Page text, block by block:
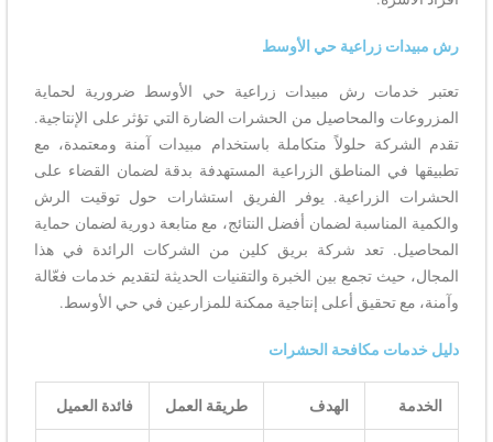
رش مبيدات زراعية حي الأوسط
تعتبر خدمات رش مبيدات زراعية حي الأوسط ضرورية لحماية
المزروعات والمحاصيل من الحشرات الضارة التي تؤثر على الإنتاجية.
تقدم الشركة حلولاً متكاملة باستخدام مبيدات آمنة ومعتمدة، مع
تطبيقها في المناطق الزراعية المستهدفة بدقة لضمان القضاء على
الحشرات الزراعية. يوفر الفريق استشارات حول توقيت الرش
والكمية المناسبة لضمان أفضل النتائج، مع متابعة دورية لضمان حماية
المحاصيل. تعد شركة بريق كلين من الشركات الرائدة في هذا
المجال، حيث تجمع بين الخبرة والتقنيات الحديثة لتقديم خدمات فعّالة
وآمنة، مع تحقيق أعلى إنتاجية ممكنة للمزارعين في حي الأوسط.
دليل خدمات مكافحة الحشرات
الخدمة الهدف طريقة العمل فائدة العميل